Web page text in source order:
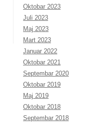
Oktobar 2023
Juli 2023
Maj 2023
Mart 2023
Januar 2022
Oktobar 2021
Septembar 2020
Oktobar 2019
Maj 2019
Oktobar 2018
Septembar 2018